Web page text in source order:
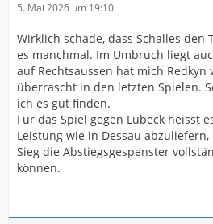
5. Mai 2026 um 19:10
Wirklich schade, dass Schalles den
es manchmal. Im Umbruch liegt
auf Rechtsaussen hat mich
überrascht in den letzten Spielen.
ich es gut finden.
Für das Spiel gegen Lübeck heisst
Leistung wie in Dessau
Sieg die Abstiegsgespenster
können.